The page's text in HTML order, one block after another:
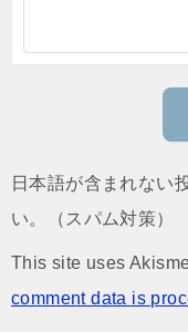
日本語が含まれない
い。（スパム対策）
This site uses
comment data is